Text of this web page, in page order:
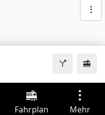
Fahrplan Mehr